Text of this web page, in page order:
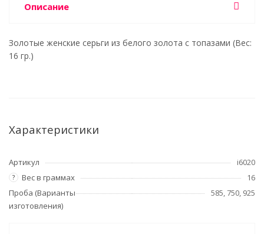
Описание
Золотые женские серьги из белого золота с топазами (Вес:
16 гр.)
Характеристики
Артикул i6020
? Вес в граммах
16
Проба (Варианты
изготовления)
585, 750, 925